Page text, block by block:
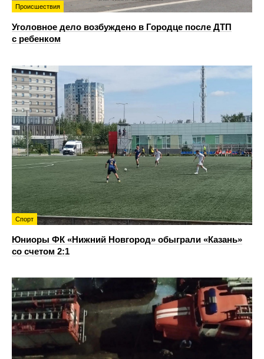
Происшествия
Уголовное дело возбуждено в Городце после ДТП
с ребенком
Спорт
Юниоры ФК «Нижний Новгород» обыграли «Казань»
со счетом 2:1